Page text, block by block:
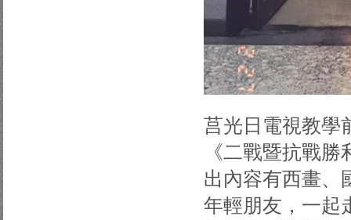
莒光日電視教學
《二戰暨抗戰
出內容有西畫、
年輕朋友，一起